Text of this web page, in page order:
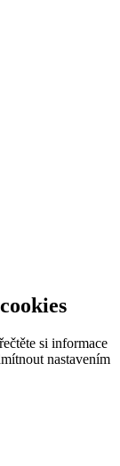
si informace
nastavením